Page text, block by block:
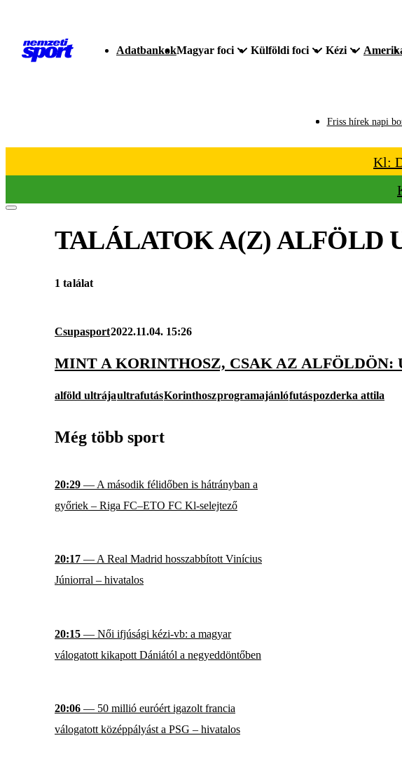
AdatbankokMagyar foci Külföldi foci Kézi
Friss hírek napi
Kl:
TALÁLATOK A(Z) ALFÖLD
1 találat
Csupasport2022.11.04. 15:26
MINT A KORINTHOSZ, CSAK AZ ALFÖLDÖN:
alföld ultrájaultrafutásKorinthoszprogramajánlófutáspozderka attila
Még több sport
20:29 — A második félidőben is hátrányban a
győriek – Riga FC–ETO FC Kl-selejtező
20:17 — A Real Madrid hosszabbított Vinícius
Júniorral – hivatalos
20:15 — Női ifjúsági kézi-vb: a magyar
válogatott kikapott Dániától a negyeddöntőben
20:06 — 50 millió euróért igazolt francia
válogatott középpályást a PSG – hivatalos